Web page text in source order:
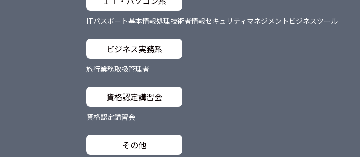
ITパスポート基本情報処理技術者情報セキュリティマネジメント ビジネスツール
ビジネス実務系
旅行業務取扱管理者
資格認定講習会
資格認定講習会
その他